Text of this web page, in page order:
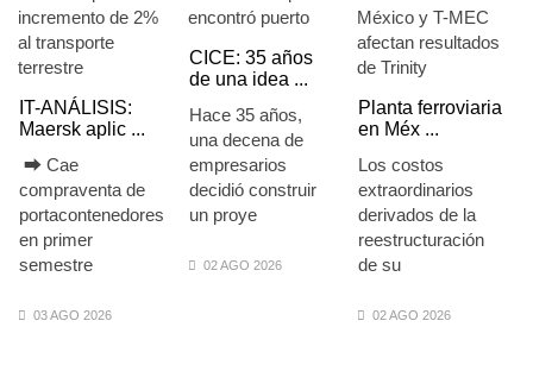
IT-ANÁLISIS:
Maersk aplic ...
⮕ Cae
compraventa de
portacontenedores
en primer
semestre
03 AGO 2026
CICE: 35 años
de una idea ...
Hace 35 años,
una decena de
empresarios
decidió construir
un proye
02 AGO 2026
Planta ferroviaria
en Méx ...
Los costos
extraordinarios
derivados de la
reestructuración
de su
02 AGO 2026